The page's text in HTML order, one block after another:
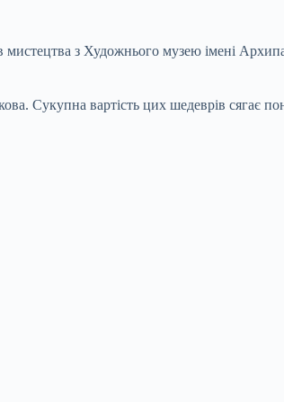
з Художнього музею імені
Сукупна вартість цих шедеврів сягає